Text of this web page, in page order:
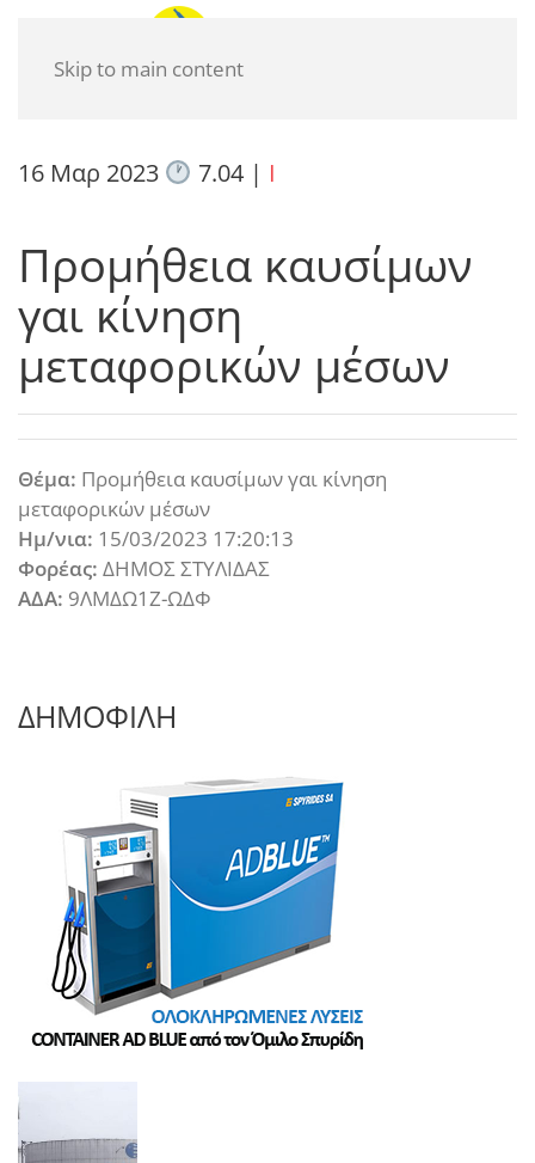
Skip to main content
16 Μαρ 2023 7.04| I
Προμήθεια καυσίμων
γαι κίνηση
μεταφορικών μέσων
Θέμα: Προμήθεια καυσίμων γαι κίνηση
μεταφορικών μέσων
Ημ/νια: 15/03/2023 17:20:13
Φορέας: ΔΗΜΟΣ ΣΤΥΛΙΔΑΣ
ΑΔΑ: 9ΛΜΔΩ1Ζ-ΩΔΦ
ΔΗΜΟΦΙΛΗ